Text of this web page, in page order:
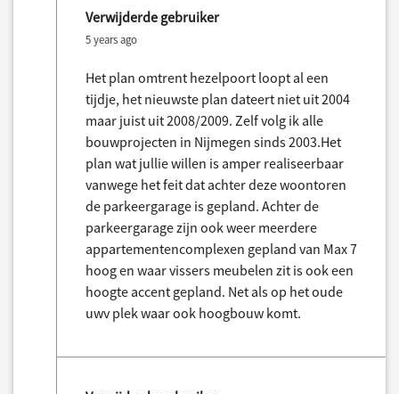
Verwijderde gebruiker
5 years ago
Het plan omtrent hezelpoort loopt al een
tijdje, het nieuwste plan dateert niet uit 2004
maar juist uit 2008/2009. Zelf volg ik alle
bouwprojecten in Nijmegen sinds 2003.Het
plan wat jullie willen is amper realiseerbaar
vanwege het feit dat achter deze woontoren
de parkeergarage is gepland. Achter de
parkeergarage zijn ook weer meerdere
appartementencomplexen gepland van Max 7
hoog en waar vissers meubelen zit is ook een
hoogte accent gepland. Net als op het oude
uwv plek waar ook hoogbouw komt.